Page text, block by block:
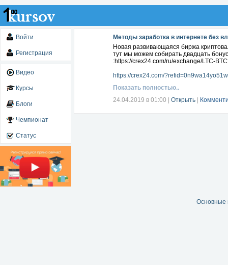
Войти
Регистрация
Видео
Курсы
Блоги
Чемпионат
Статус
Методы заработка в интернете без
Новая развивающаяся биржа
тут мы можем собирать двадцать
:https://crex24.com/ru/exchange/LTC-
https://crex24.com/
Показать полностью..
24.04.2019 в 01:00
Открыть
Основные